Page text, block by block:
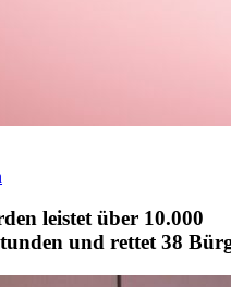
leistet über 10.000
und rettet 38